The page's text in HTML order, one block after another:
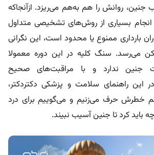
جنین، روانش را هم به‌هم می‌ریزد. از‌آنجا‌که
انجام بسیاری از روش‌های تشخیصی متداول
بارداری ممنوع یا محدود است، این نگرانی
می‌رسد. سنگ‌ کلیه در این دوره معمولا
جنین ندارد و با مراقبت‌های صحیح
این راهنمای سلامت و پزشکی دکتردکتر،
خطرش حرف می‌زنیم و می‌گوییم برای درد
باید کرد تا جنین آسیب نبیند.